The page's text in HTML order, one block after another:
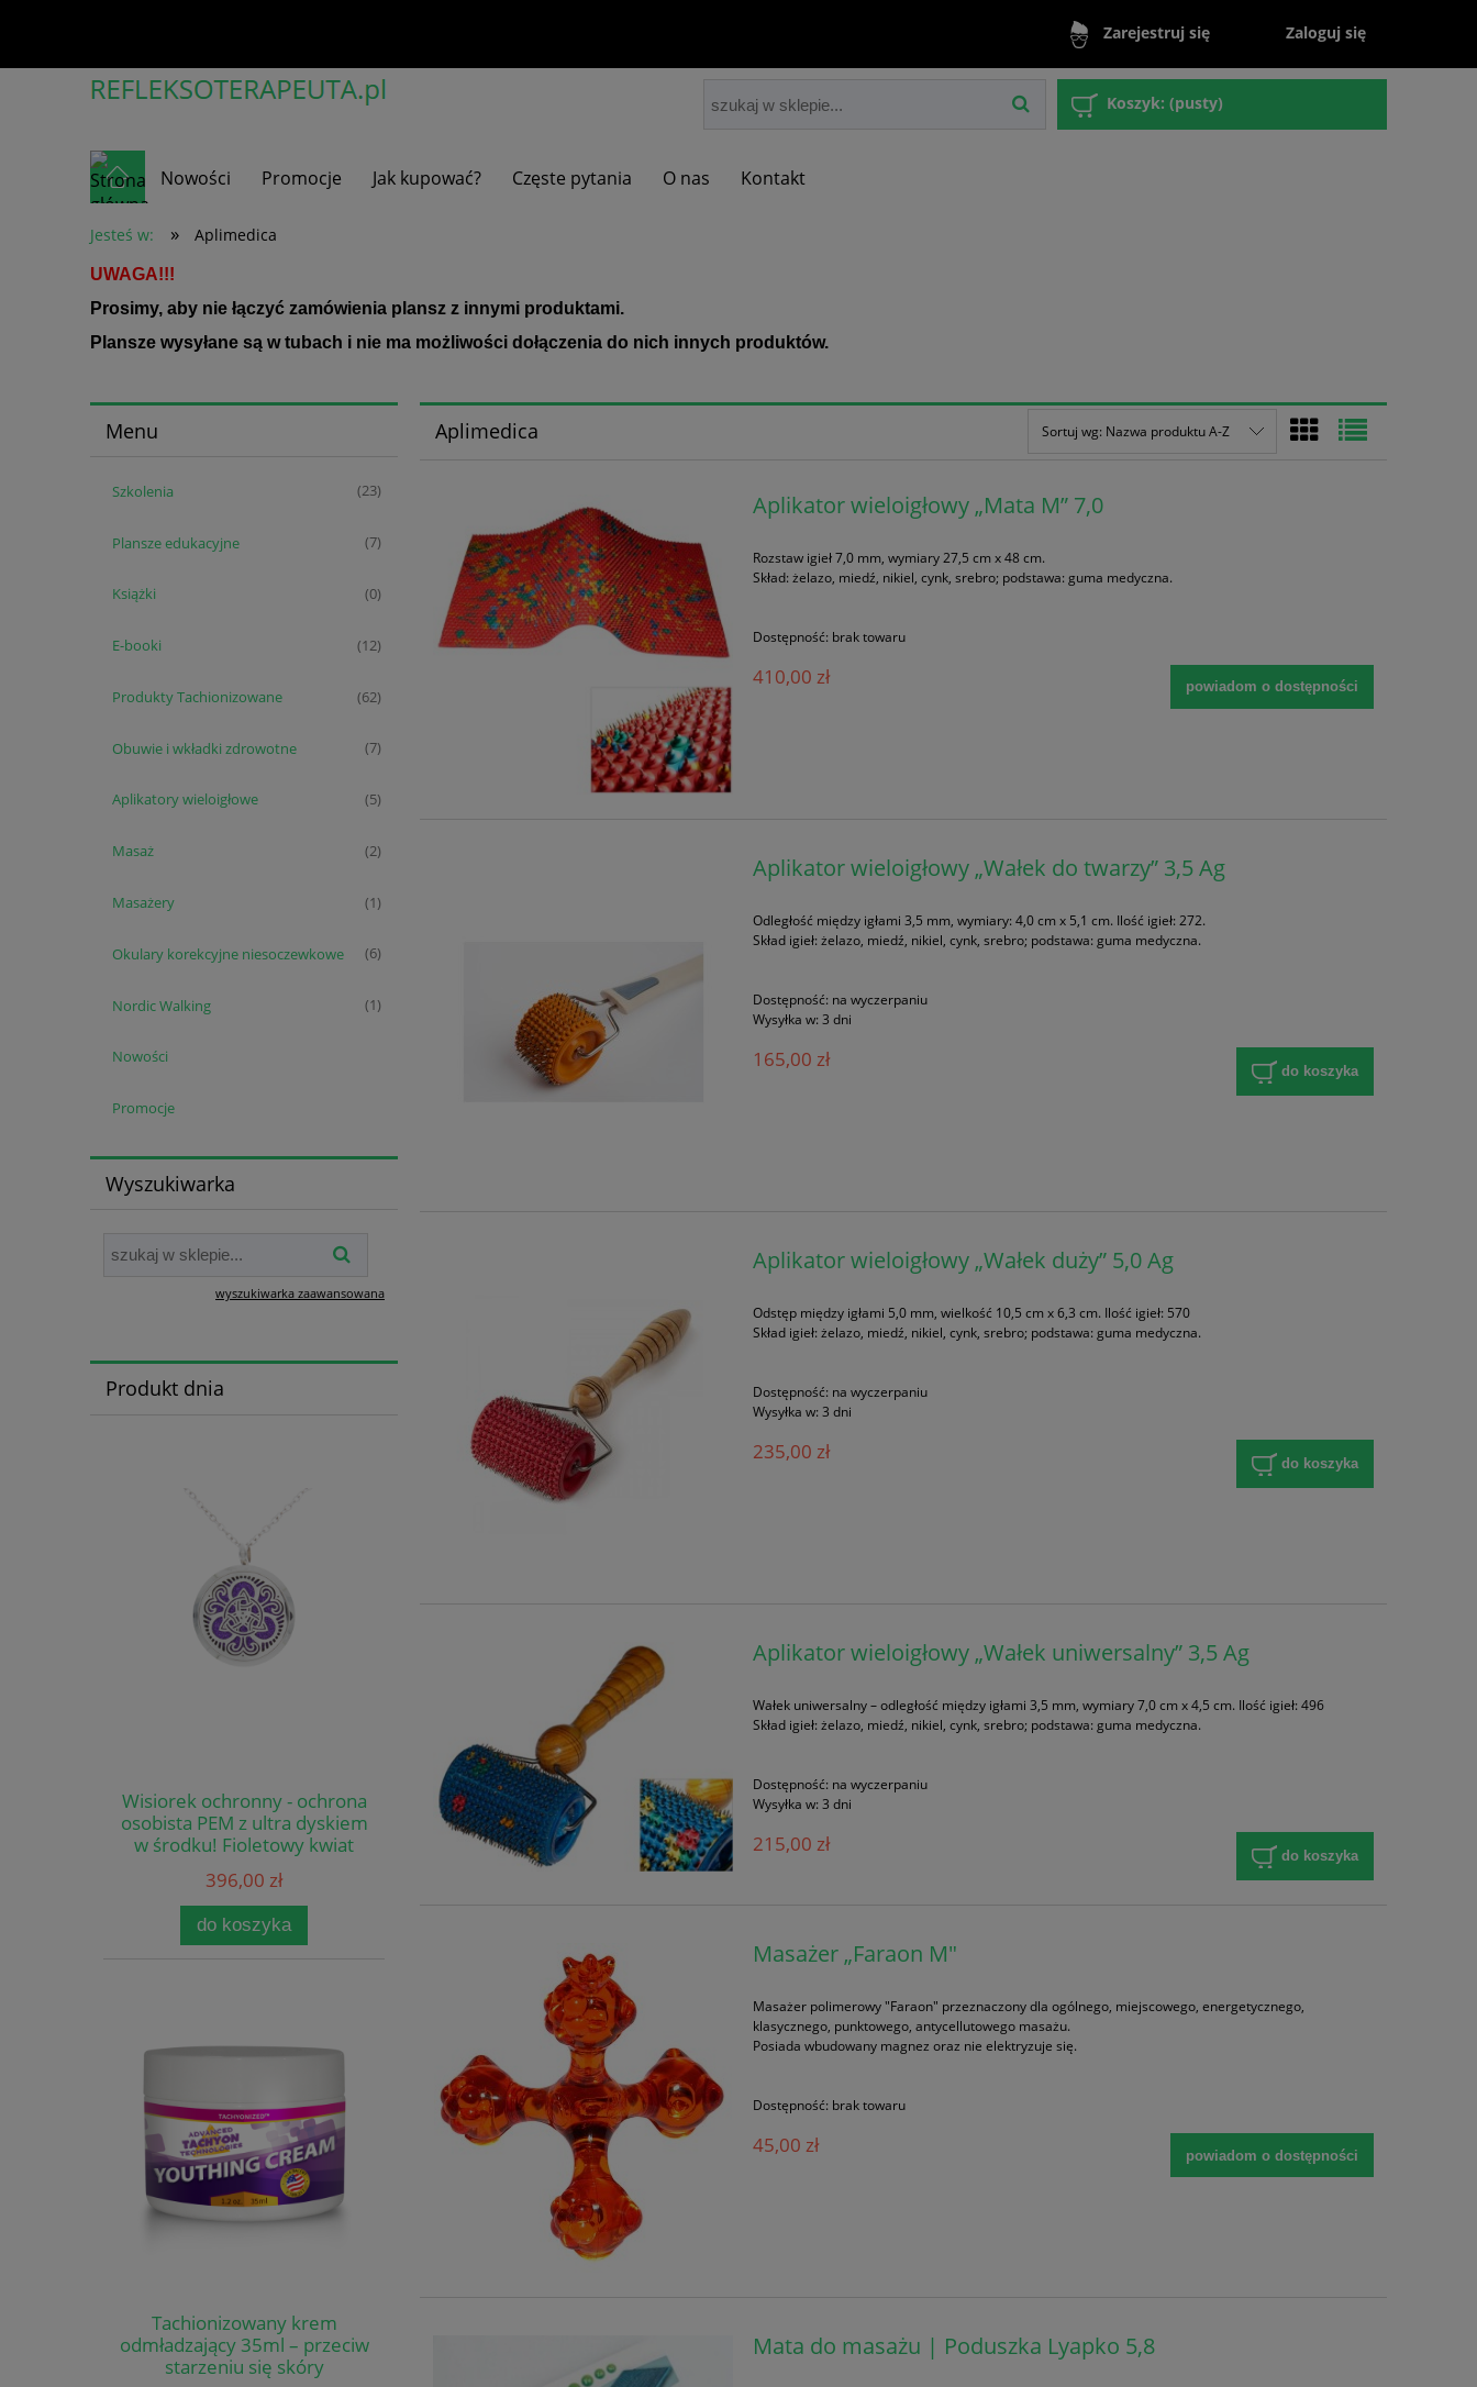
Zarejestruj się Zaloguj się
Koszyk: (pusty)
Nowości Promocje Jak kupować? Częste pytania O nas Kontakt
Jesteś w: » Aplimedica
UWAGA!!!
Prosimy, aby nie łączyć zamówienia plansz z innymi produktami.
Plansze wysyłane są w tubach i nie ma możliwości dołączenia do nich innych produktów.
Menu
Szkolenia (23)
Plansze edukacyjne (7)
Książki (0)
E-booki (12)
Produkty Tachionizowane (62)
Obuwie i wkładki zdrowotne (7)
Aplikatory wieloigłowe (5)
Masaż (2)
Masażery (1)
Okulary korekcyjne niesoczewkowe (6)
Nordic Walking (1)
Nowości
Promocje
Wyszukiwarka
wyszukiwarka zaawansowana
Produkt dnia
Wisiorek ochronny - ochrona
osobista PEM z ultra dyskiem
w środku! Fioletowy kwiat
396,00 zł
do koszyka
Tachionizowany krem
odmładzający 35ml – przeciw
starzeniu się skóry
Aplimedica Sortuj wg: Nazwa produktu A-Z
Aplikator wieloigłowy „Mata M” 7,0
Rozstaw igieł 7,0 mm, wymiary 27,5 cm x 48 cm.
Skład: żelazo, miedź, nikiel, cynk, srebro; podstawa: guma medyczna.
Dostępność: brak towaru
410,00 zł powiadom o dostępności
Aplikator wieloigłowy „Wałek do twarzy” 3,5 Ag
Odległość między igłami 3,5 mm, wymiary: 4,0 cm x 5,1 cm. Ilość igieł: 272.
Skład igieł: żelazo, miedź, nikiel, cynk, srebro; podstawa: guma medyczna.
Dostępność: na wyczerpaniu
Wysyłka w: 3 dni
165,00 zł do koszyka
Aplikator wieloigłowy „Wałek duży” 5,0 Ag
Odstęp między igłami 5,0 mm, wielkość 10,5 cm x 6,3 cm. Ilość igieł: 570
Skład igieł: żelazo, miedź, nikiel, cynk, srebro; podstawa: guma medyczna.
Dostępność: na wyczerpaniu
Wysyłka w: 3 dni
235,00 zł do koszyka
Aplikator wieloigłowy „Wałek uniwersalny” 3,5 Ag
Wałek uniwersalny – odległość między igłami 3,5 mm, wymiary 7,0 cm x 4,5 cm. Ilość igieł: 496
Skład igieł: żelazo, miedź, nikiel, cynk, srebro; podstawa: guma medyczna.
Dostępność: na wyczerpaniu
Wysyłka w: 3 dni
215,00 zł do koszyka
Masażer „Faraon M"
Masażer polimerowy "Faraon" przeznaczony dla ogólnego, miejscowego, energetycznego,
klasycznego, punktowego, antycellutowego masażu.
Posiada wbudowany magnez oraz nie elektryzuje się.
Dostępność: brak towaru
45,00 zł powiadom o dostępności
Mata do masażu | Poduszka Lyapko 5,8